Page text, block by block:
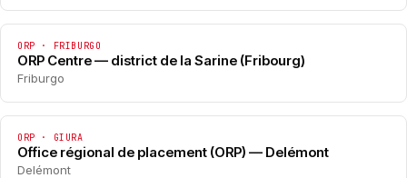
ORP · FRIBURGO
ORP Centre — district de la Sarine (Fribourg)
Friburgo
ORP · GIURA
Office régional de placement (ORP) — Delémont
Delémont